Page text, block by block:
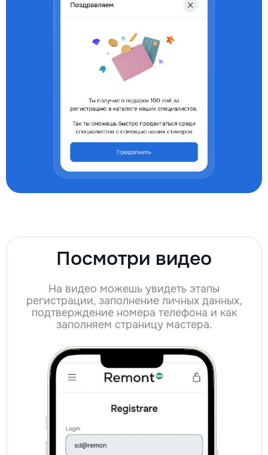
Посмотри видео
На видео можешь увидеть этапы
регистрации, заполнение личных данных,
подтверждение номера телефона и как
заполняем страницу мастера.